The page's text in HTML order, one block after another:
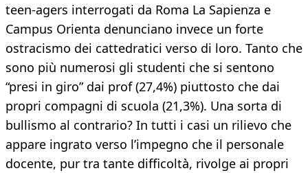
teen-agers interrogati da Roma La Sapienza e
Campus Orienta denunciano invece un forte
ostracismo dei cattedratici verso di loro. Tanto che
sono più numerosi gli studenti che si sentono
“presi in giro” dai prof (27,4%) piuttosto che dai
propri compagni di scuola (21,3%). Una sorta di
bullismo al contrario? In tutti i casi un rilievo che
appare ingrato verso l’impegno che il personale
docente, pur tra tante difficoltà, rivolge ai propri